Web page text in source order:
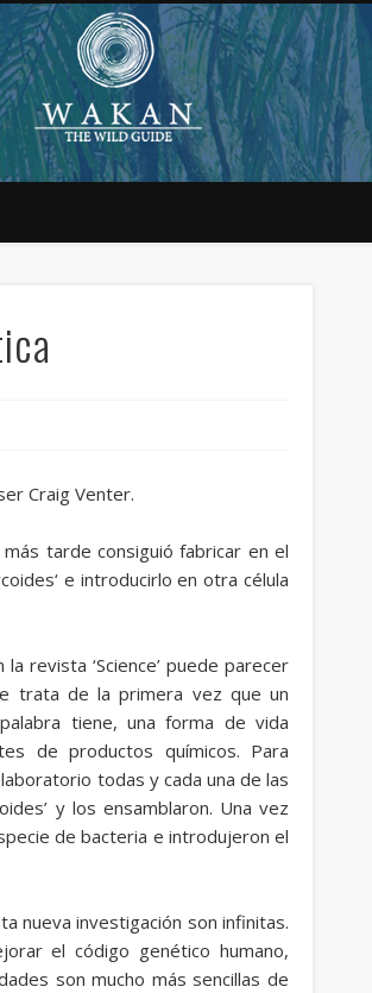
Craig Venter.
tarde consiguió fabricar en el
‘ e introducirlo en otra célula
revista ‘Science’ puede parecer
trata de la primera vez que un
tiene, una forma de vida
de productos químicos. Para
todas y cada una de las
y los ensamblaron. Una vez
de bacteria e introdujeron el
nueva investigación son infinitas.
el código genético humano,
son mucho más sencillas de